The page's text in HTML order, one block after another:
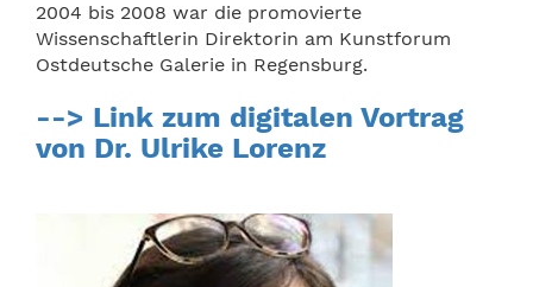
2004 bis 2008 war die promovierte
Wissenschaftlerin Direktorin am Kunstforum
Ostdeutsche Galerie in Regensburg.
--> Link zum digitalen Vortrag
von Dr. Ulrike Lorenz